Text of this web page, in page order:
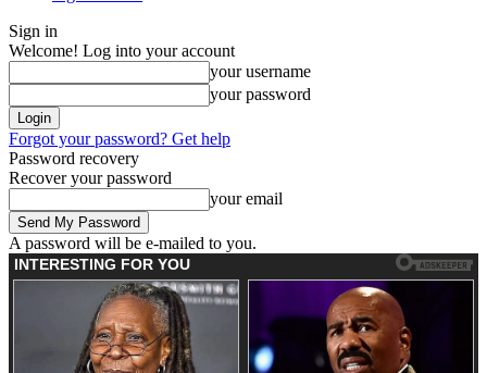
Sign in
Welcome! Log into your account
your username
your password
Forgot your password? Get help
Password recovery
Recover your password
your email
A password will be e-mailed to you.